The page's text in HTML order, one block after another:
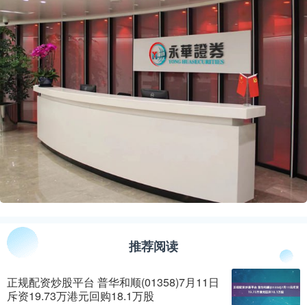
推荐阅读
正规配资炒股平台 普华和顺(01358)7月11日
斥资19.73万港元回购18.1万股